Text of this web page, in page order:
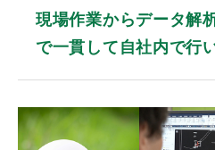
現場作業からデータ解
で一貫して自社内で行